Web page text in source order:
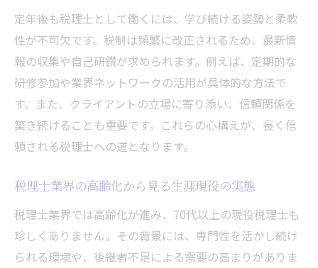
定年後も税理士として働くには、学び続ける姿勢と柔軟
性が不可欠です。税制は頻繁に改正されるため、最新情
報の収集や自己研鑽が求められます。例えば、定期的な
研修参加や業界ネットワークの活用が具体的な方法で
す。また、クライアントの立場に寄り添い、信頼関係を
築き続けることも重要です。これらの心構えが、長く信
頼される税理士への道となります。
税理士業界の高齢化から見る生涯現役の実態
税理士業界では高齢化が進み、70代以上の現役税理士も
珍しくありません。その背景には、専門性を活かし続け
られる環境や、後継者不足による需要の高まりがありま